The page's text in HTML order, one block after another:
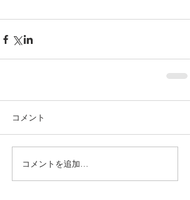
コメント
コメントを追加…